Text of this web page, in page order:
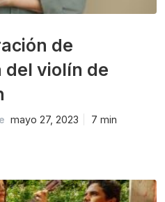
de
del violín de
mayo 27, 2023 7 min